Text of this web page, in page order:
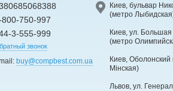
800-750-997
3-555-999
звонок
buy@compbest.com.ua
Киев, бульвар
(метро
Киев, ул. Большая
(метро
Киев, Оболонский
Мінская)
Львов, ул.